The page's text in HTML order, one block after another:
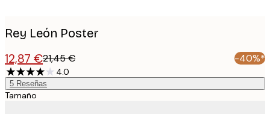
Rey León Poster
12,87 €21,45 € -40%*
4.0
5 Reseñas
Tamaño